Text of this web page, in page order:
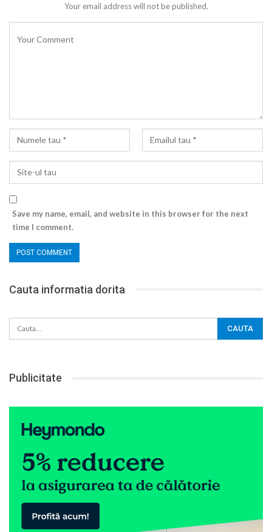
Your email address will not be published.
Save my name, email, and website in this browser for the next
time I comment.
Cauta informatia dorita
Publicitate